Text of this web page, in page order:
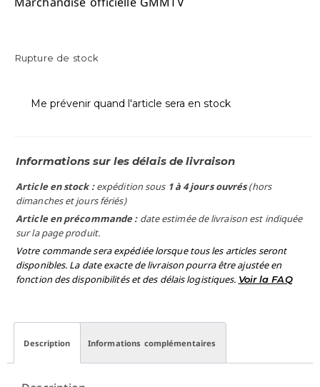
Rupture de stock
Me prévenir quand l'article sera en stock
Informations sur les délais de livraison
Article en stock :expédition sous 1 à 4 jours ouvrés(hors
dimanches et jours fériés)
Article en précommande : date estimée de livraison est indiquée
sur la page produit.
Votre commande sera expédiée lorsque tous les articles seront
disponibles. La date exacte de livraison pourra être ajustée en
fonction des disponibilités et des délais logistiques. Voir la FAQ
Description Informations complémentaires